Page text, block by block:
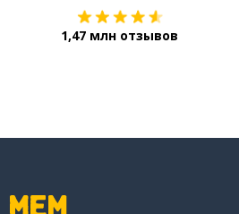
1,47 млн отзывов